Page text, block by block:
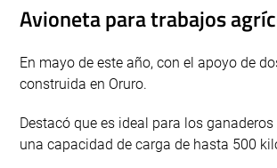
Avioneta para trabajos
En mayo de este año, con el apoyo de
construida en Oruro.
Destacó que es ideal para los
una capacidad de carga de hasta 500